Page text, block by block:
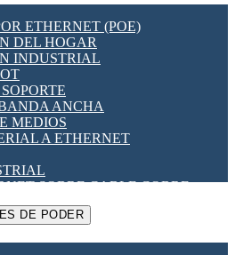
[VDF]
INTERRUPTORES
SÓLIDO SSR
DE POTENCIA
ETHERNET (POE)
DEL HOGAR
INDUSTRIAL
ANCHA
MEDIOS
A ETHERNET
SOBRE CABLE COBRE
DE PODER